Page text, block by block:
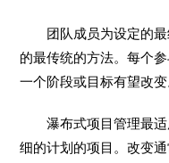
团队成员为设定的最
的最传统的方法。每个
一个阶段或目标有望改变
瀑布式项目管理最适
细的计划的项目。改变